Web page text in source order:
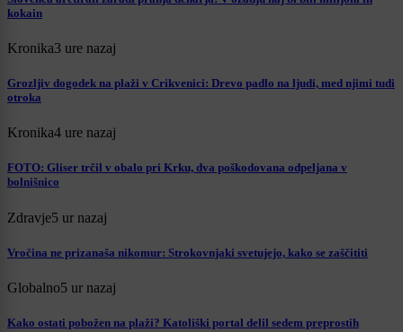
kokain
Kronika3 ure nazaj
Grozljiv dogodek na plaži v Crikvenici: Drevo padlo na ljudi, med njimi tudi
otroka
Kronika4 ure nazaj
FOTO: Gliser trčil v obalo pri Krku, dva poškodovana odpeljana v
bolnišnico
Zdravje5 ur nazaj
Vročina ne prizanaša nikomur: Strokovnjaki svetujejo, kako se zaščititi
Globalno5 ur nazaj
Kako ostati pobožen na plaži? Katoliški portal delil sedem preprostih